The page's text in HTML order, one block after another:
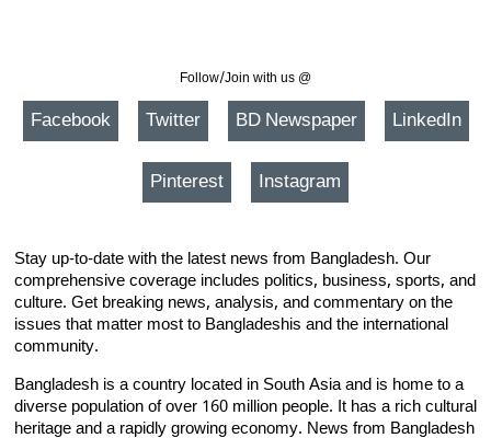
Follow/Join with us @
Facebook Twitter BD Newspaper LinkedIn
Pinterest Instagram
Stay up-to-date with the latest news from Bangladesh. Our
comprehensive coverage includes politics, business, sports, and
culture. Get breaking news, analysis, and commentary on the
issues that matter most to Bangladeshis and the international
community.
Bangladesh is a country located in South Asia and is home to a
diverse population of over 160 million people. It has a rich cultural
heritage and a rapidly growing economy. News from Bangladesh